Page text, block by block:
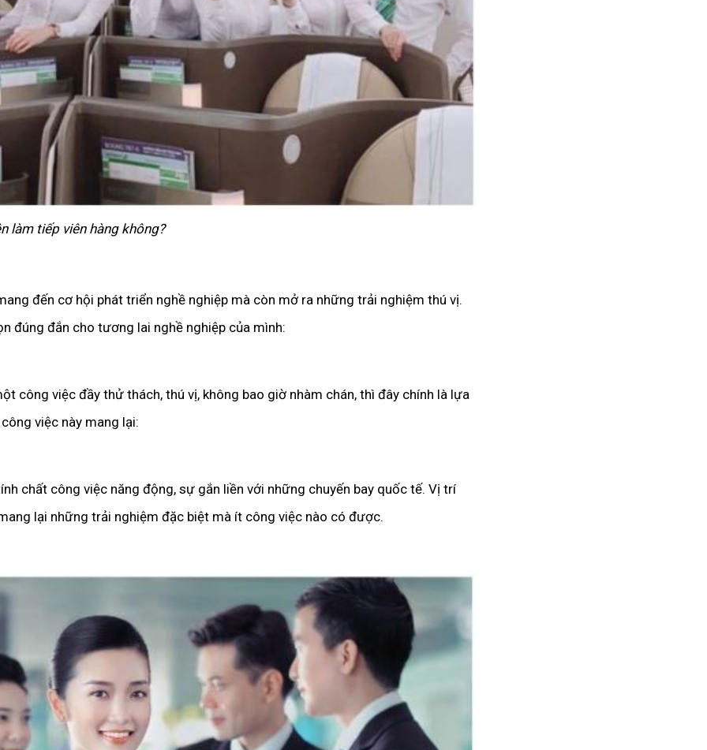
làm tiếp viên hàng không?
đến cơ hội phát triển nghề nghiệp mà còn mở ra những trải nghiệm thú vị.
đúng đắn cho tương lai nghề nghiệp của mình:
công việc đầy thử thách, thú vị, không bao giờ nhàm chán, thì đây chính là lựa
việc này mang lại:
chất công việc năng động, sự gắn liền với những chuyến bay quốc tế. Vị trí
lại những trải nghiệm đặc biệt mà ít công việc nào có được.